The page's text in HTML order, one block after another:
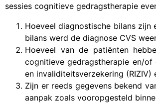
sessies cognitieve gedragstherapie
Hoeveel diagnostische bilans zijn
bilans werd de diagnose CVS
Hoeveel van de patiënten
cognitieve gedragstherapie en/
en invaliditeitsverzekering (RIZIV)
Zijn er reeds gegevens bekend
aanpak zoals vooropgesteld